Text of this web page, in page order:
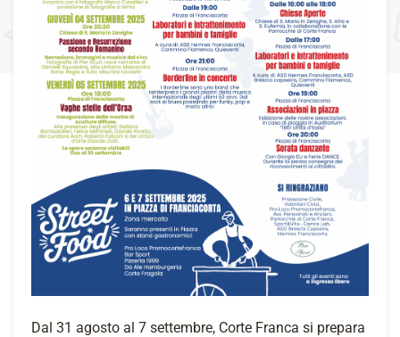
Dal 31 agosto al 7 settembre, Corte Franca si prepara